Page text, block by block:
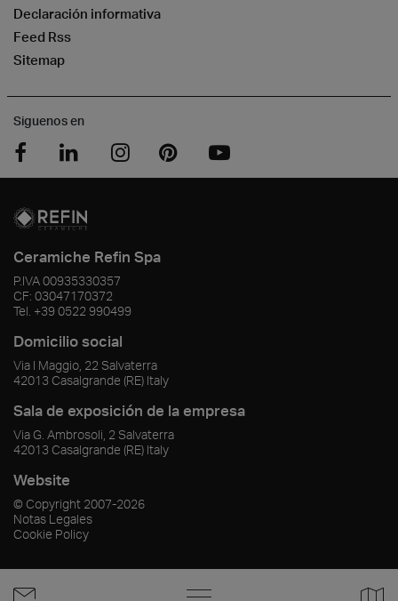
Declaración informativa
Feed Rss
Sitemap
Siguenos en
Ceramiche Refin Spa
P.IVA00935330357
CF: 03047170372
Tel. +39 0522 990499
Domicilio social
Via I Maggio, 22 Salvaterra
42013 Casalgrande (RE) Italy
Sala de exposición de la empresa
Via G. Ambrosoli, 2 Salvaterra
42013 Casalgrande (RE) Italy
Website
© Copyright 2007-2026
Notas Legales
Cookie Policy